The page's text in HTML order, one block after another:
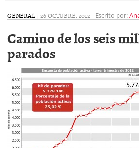
GENERAL | 26 OCTUBRE, 2012- Escrito por:
Camino de los seis
parados